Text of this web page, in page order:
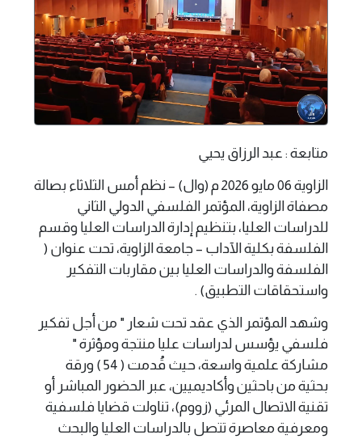
متابعة : عبد الرزاق يحيي
الزاوية 06 مايو 2026 م (وال) – نظم أمس الثلاثاء بصالة
مصفاة الزاوية، المؤتمر الفلسفي الدولي الثاني
للدراسات العليا، بتنظيم إدارة الدراسات العليا وقسم
الفلسفة بكلية الآداب – جامعة الزاوية، تحت عنوان (
الفلسفة والدراسات العليا بين مقاربات التفكير
واستحقاقات التطبيق) .
وشهد المؤتمر الذي عقد تحت شعار " من أجل تفكير
فلسفي يؤسس لدراسات عليا منتجة ومؤثرة "
مشاركة علمية واسعة، حيث قُدمت ( 54 ) ورقة
بحثية من باحثين وأكاديميين، عبر الحضور المباشر أو
تقنية الاتصال المرئي (زووم)، تناولت قضايا فلسفية
ومعرفية معاصرة تتصل بالدراسات العليا والبحث